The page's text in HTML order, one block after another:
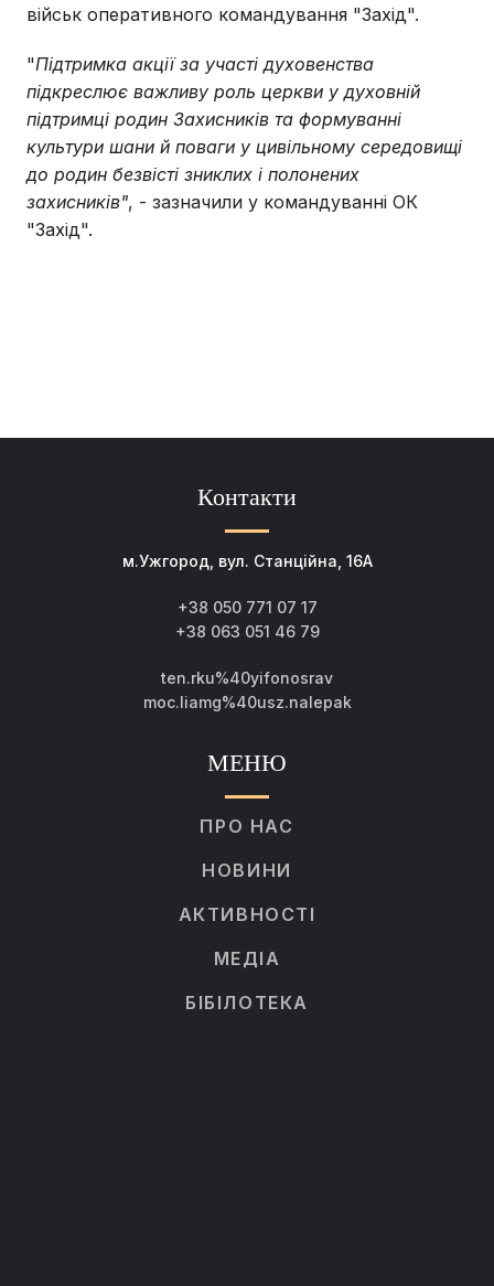
військ оперативного командування "Захід".
"Підтримка акції за участі духовенства
підкреслює важливу роль церкви у духовній
підтримці родин Захисників та формуванні
культури шани й поваги у цивільному середовищі
до родин безвісті зниклих і полонених
захисників", - зазначили у командуванні ОК
"Захід".
Контакти
м.Ужгород, вул. Станційна, 16А
+38 050 771 07 17
+38 063 051 46 79
ten.rku%40yifonosrav
moc.liamg%40usz.nalepak
МЕНЮ
ПРО НАС
НОВИНИ
АКТИВНОСТІ
МЕДІА
БІБІЛОТЕКА